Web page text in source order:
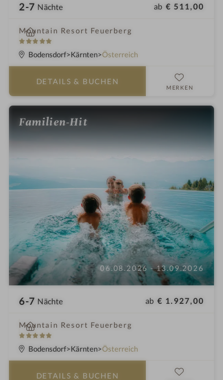
2-7 Nächte ab € 511,00
Mountain Resort Feuerberg
5
S
t
i
n
Bodensdorf Kärnten Österreich
DETAILS & BUCHEN
MERKEN
Familien-Hit
06.08.2026 - 13.09.2026
6-7 Nächte ab € 1.927,00
Mountain Resort Feuerberg
5
S
t
i
n
Bodensdorf Kärnten Österreich
DETAILS & BUCHEN